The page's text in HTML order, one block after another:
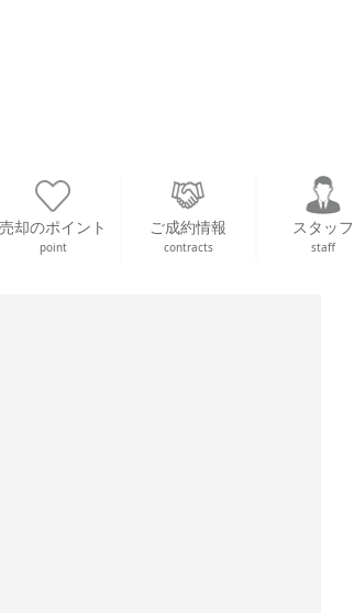
売却のポイント
point
ご成約情報
contracts
スタッフ
staff